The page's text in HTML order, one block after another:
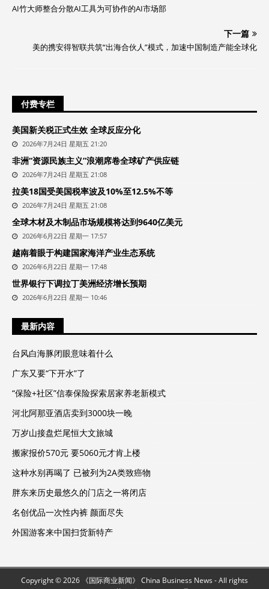
AI竹大师整合分散AI工具为可协作的AI市场部
下一篇
美的携安得智联共筑“出海合伙人”模式，加速中国制造产能全球化
付费专栏
美国新关税正式生效 全球反应分化
2026年7月24日 星期五 21:20
非洲“资源民族主义”浪潮席卷全球矿产供应链
2026年7月24日 星期五 21:08
拉美18国受美国税率波及10%至12.5%不等
2026年7月24日 星期五 21:08
全球木材及木制品市场规模将达到9640亿美元
2026年6月22日 星期一 17:57
越南着眼于构建国家海洋产业生态系统
2026年6月22日 星期一 17:48
世界银行下调拉丁美洲经济增长预期
2026年6月22日 星期一 10:46
最新内容
台风白海豚闭眼意味着什么
广东又要“下开水”了
“保险+社区”信泰保险探索居家养老新模式
河北阿那亚酒店卖到3000块一晚
万岁山接盘烂尾恒大文旅城
搬家报价570元 要5060元才肯上楼
这种水别再喝了 已被列为2A类致癌物
胖东来历史最悠久的门店之一将闭店
名创优品一次性内裤 颜面尽失
外国游客来中国扫货新特产
Copyright © 2026 《国际商业新闻》 China Business News - All rights